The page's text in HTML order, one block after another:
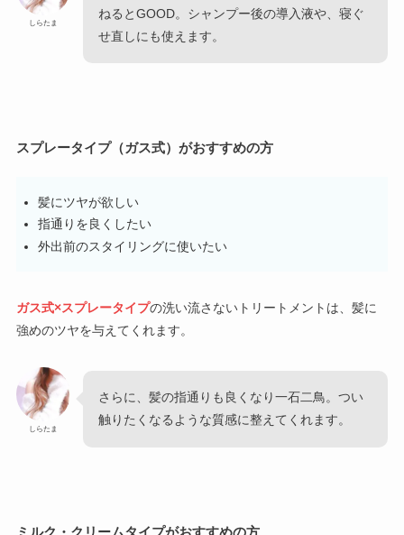
しらたま
ねるとGOOD。シャンプー後の導入液や、寝ぐ
せ直しにも使えます。
スプレータイプ（ガス式）がおすすめの方
髪にツヤが欲しい
指通りを良くしたい
外出前のスタイリングに使いたい
ガス式×スプレータイプの洗い流さないトリートメントは、髪に
強めのツヤを与えてくれます。
しらたま
さらに、髪の指通りも良くなり一石二鳥。つい
触りたくなるような質感に整えてくれます。
ミルク・クリームタイプがおすすめの方